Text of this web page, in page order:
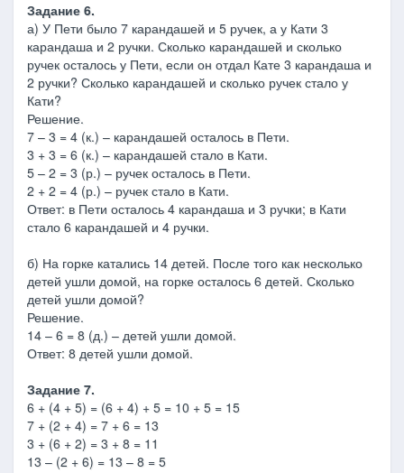
Задание 6.
а) У Пети было 7 карандашей и 5 ручек, а у Кати 3
карандаша и 2 ручки. Сколько карандашей и сколько
ручек осталось у Пети, если он отдал Кате 3 карандаша и
2 ручки? Сколько карандашей и сколько ручек стало у
Кати?
Решение.
7 – 3 = 4 (к.) – карандашей осталось в Пети.
3 + 3 = 6 (к.) – карандашей стало в Кати.
5 – 2 = 3 (р.) – ручек осталось в Пети.
2 + 2 = 4 (р.) – ручек стало в Кати.
Ответ: в Пети осталось 4 карандаша и 3 ручки; в Кати
стало 6 карандашей и 4 ручки.
б) На горке катались 14 детей. После того как несколько
детей ушли домой, на горке осталось 6 детей. Сколько
детей ушли домой?
Решение.
14 – 6 = 8 (д.) – детей ушли домой.
Ответ: 8 детей ушли домой.
Задание 7.
6 + (4 + 5) = (6 + 4) + 5 = 10 + 5 = 15
7 + (2 + 4) = 7 + 6 = 13
3 + (6 + 2) = 3 + 8 = 11
13 – (2 + 6) = 13 – 8 = 5